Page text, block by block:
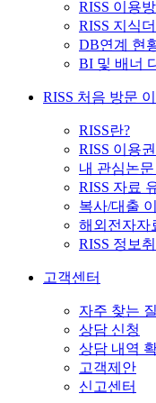
RISS 이용
RISS 지식더
DB연계 현
BI 및 배너
RISS 처음 방문
RISS란?
RISS 이용
내 관심논
RISS 자료
복사/대출
해외전자자
RISS 정보
고객센터
자주 찾는
상담 신청
상담 내역
고객제안
신고센터